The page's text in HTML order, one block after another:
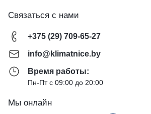
Связаться с нами
+375 (29) 709-65-27
info@klimatnice.by
Время работы:
Пн-Пт с 09:00 до 20:00
Мы онлайн